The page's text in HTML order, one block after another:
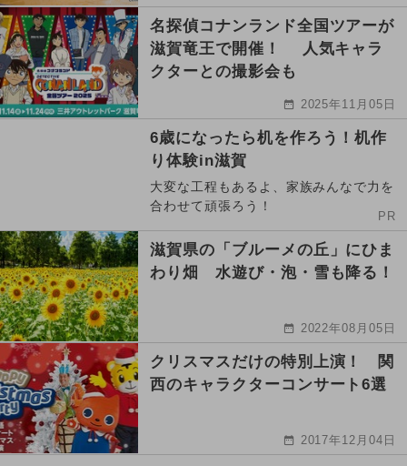
名探偵コナンランド全国ツアーが
滋賀竜王で開催！ 人気キャラ
クターとの撮影会も
2025年11月05日
6歳になったら机を作ろう！机作
り体験in滋賀
大変な工程もあるよ、家族みんなで力を
合わせて頑張ろう！
PR
滋賀県の「ブルーメの丘」にひま
わり畑 水遊び・泡・雪も降る！
2022年08月05日
クリスマスだけの特別上演！ 関
西のキャラクターコンサート6選
2017年12月04日